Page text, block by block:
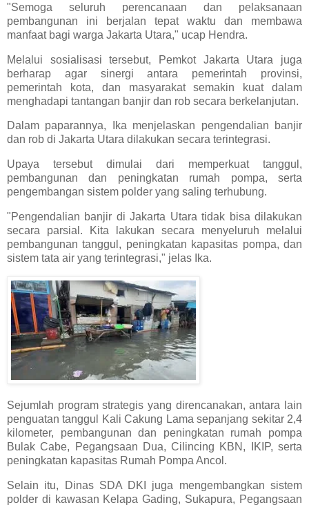
"Semoga seluruh perencanaan dan pelaksanaan
pembangunan ini berjalan tepat waktu dan membawa
manfaat bagi warga Jakarta Utara," ucap Hendra.
Melalui sosialisasi tersebut, Pemkot Jakarta Utara juga
berharap agar sinergi antara pemerintah provinsi,
pemerintah kota, dan masyarakat semakin kuat dalam
menghadapi tantangan banjir dan rob secara berkelanjutan.
Dalam paparannya, Ika menjelaskan pengendalian banjir
dan rob di Jakarta Utara dilakukan secara terintegrasi.
Upaya tersebut dimulai dari memperkuat tanggul,
pembangunan dan peningkatan rumah pompa, serta
pengembangan sistem polder yang saling terhubung.
"Pengendalian banjir di Jakarta Utara tidak bisa dilakukan
secara parsial. Kita lakukan secara menyeluruh melalui
pembangunan tanggul, peningkatan kapasitas pompa, dan
sistem tata air yang terintegrasi," jelas Ika.
Sejumlah program strategis yang direncanakan, antara lain
penguatan tanggul Kali Cakung Lama sepanjang sekitar 2,4
kilometer, pembangunan dan peningkatan rumah pompa
Bulak Cabe, Pegangsaan Dua, Cilincing KBN, IKIP, serta
peningkatan kapasitas Rumah Pompa Ancol.
Selain itu, Dinas SDA DKI juga mengembangkan sistem
polder di kawasan Kelapa Gading, Sukapura, Pegangsaan